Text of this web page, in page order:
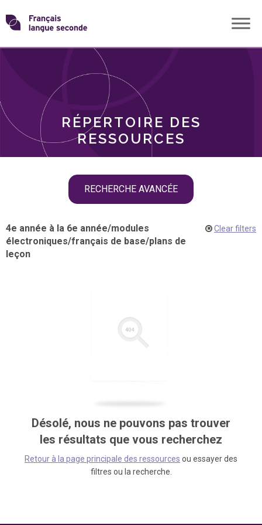
Skip
toTransformons
langue
RÉPERTOIRE DES
RESSOURCES
RECHERCHE AVANCÉE
THÈMES
4e année à la 6e année/modules
électroniques/français de base/plans de
leçon
Clear filters
Désolé, nous ne pouvons pas trouver
les résultats que vous recherchez
Retour à la page principale des ressources ou essayer des
filtres ou la recherche.